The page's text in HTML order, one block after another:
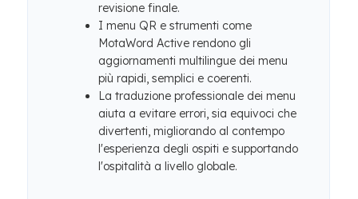
revisione finale.
I menu QR e strumenti come
MotaWord Active rendono gli
aggiornamenti multilingue dei menu
più rapidi, semplici e coerenti.
La traduzione professionale dei menu
aiuta a evitare errori, sia equivoci che
divertenti, migliorando al contempo
l'esperienza degli ospiti e supportando
l'ospitalità a livello globale.